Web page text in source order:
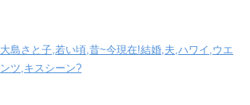
大島さと子,若い頃,昔~今現在!結婚,夫,ハワイ,ウエ
ンツ,キスシーン?